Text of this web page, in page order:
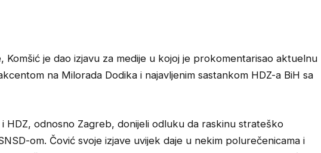
je dao izjavu za medije u kojoj je prokomentarisao aktuelnu
na Milorada Dodika i najavljenim sastankom HDZ-a BiH sa
i HDZ, odnosno Zagreb, donijeli odluku da raskinu strateško
om. Čović svoje izjave uvijek daje u nekim polurečenicama i